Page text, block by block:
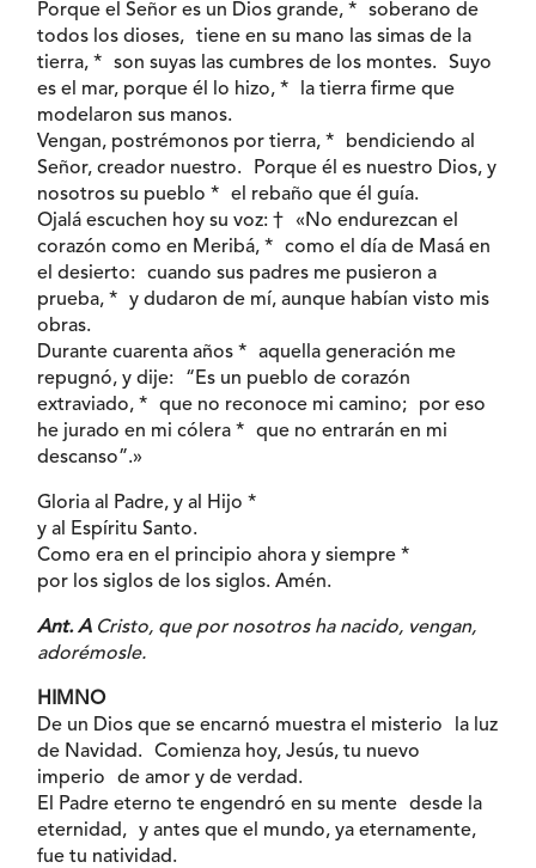
Porque el Señor es un Dios grande, * soberano de
todos los dioses, tiene en su mano las simas de la
tierra, * son suyas las cumbres de los montes. Suyo
es el mar, porque él lo hizo, * la tierra firme que
modelaron sus manos.
Vengan, postrémonos por tierra, * bendiciendo al
Señor, creador nuestro. Porque él es nuestro Dios, y
nosotros su pueblo * el rebaño que él guía.
Ojalá escuchen hoy su voz: † «No endurezcan el
corazón como en Meribá, * como el día de Masá en
el desierto: cuando sus padres me pusieron a
prueba, * y dudaron de mí, aunque habían visto mis
obras.
Durante cuarenta años * aquella generación me
repugnó, y dije: “Es un pueblo de corazón
extraviado, * que no reconoce mi camino; por eso
he jurado en mi cólera * que no entrarán en mi
descanso”.»
Gloria al Padre, y al Hijo *
y al Espíritu Santo.
Como era en el principio ahora y siempre *
por los siglos de los siglos. Amén.
Ant. ACristo, que por nosotros ha nacido, vengan,
adorémosle.
HIMNO
De un Dios que se encarnó muestra el misterio la luz
de Navidad. Comienza hoy, Jesús, tu nuevo
imperio de amor y de verdad.
El Padre eterno te engendró en su mente desde la
eternidad, y antes que el mundo, ya eternamente,
fue tu natividad.